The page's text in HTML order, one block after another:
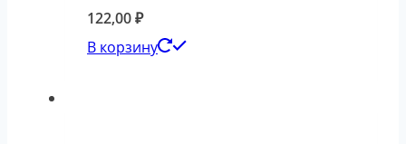
122,00₽
В корзину